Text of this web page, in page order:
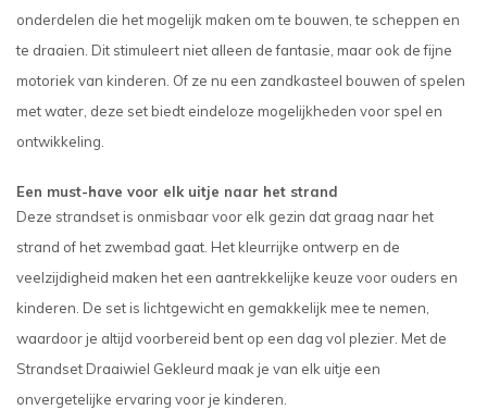
onderdelen die het mogelijk maken om te bouwen, te scheppen en
te draaien. Dit stimuleert niet alleen de fantasie, maar ook de fijne
motoriek van kinderen. Of ze nu een zandkasteel bouwen of spelen
met water, deze set biedt eindeloze mogelijkheden voor spel en
ontwikkeling.
Een must-have voor elk uitje naar het strand
Deze strandset is onmisbaar voor elk gezin dat graag naar het
strand of het zwembad gaat. Het kleurrijke ontwerp en de
veelzijdigheid maken het een aantrekkelijke keuze voor ouders en
kinderen. De set is lichtgewicht en gemakkelijk mee te nemen,
waardoor je altijd voorbereid bent op een dag vol plezier. Met de
Strandset Draaiwiel Gekleurd maak je van elk uitje een
onvergetelijke ervaring voor je kinderen.